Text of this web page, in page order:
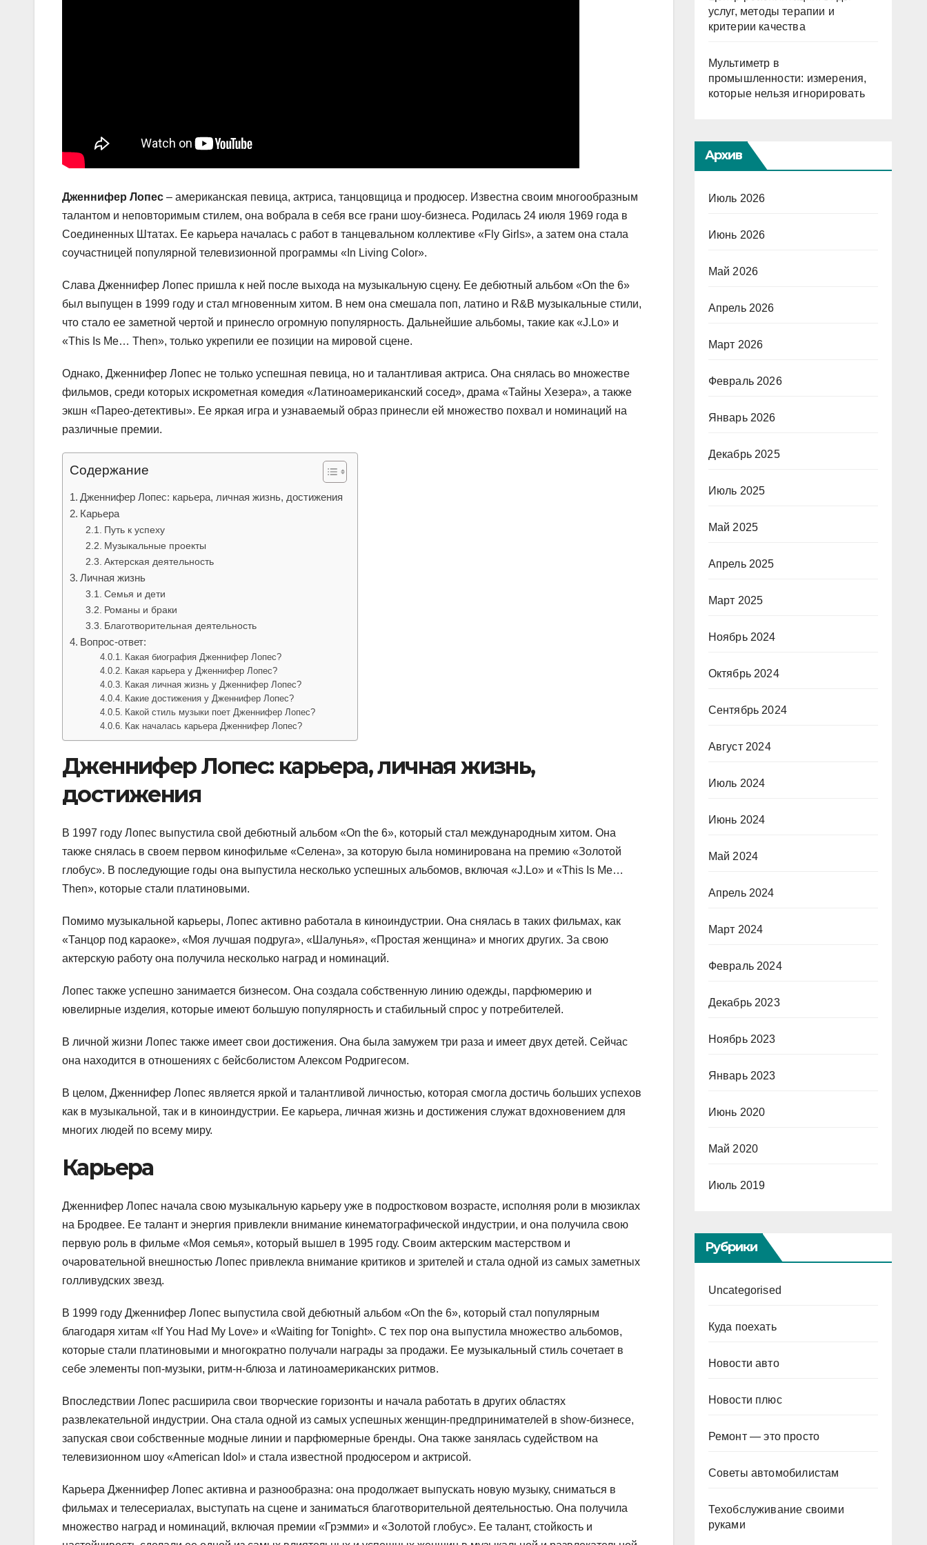
Дженнифер Лопес – американская певица, актриса, танцовщица и продюсер. Известна своим многообразным
талантом и неповторимым стилем, она вобрала в себя все грани шоу-бизнеса. Родилась 24 июля 1969 года в
Соединенных Штатах. Ее карьера началась с работ в танцевальном коллективе «Fly Girls», а затем она стала
соучастницей популярной телевизионной программы «In Living Color».
Слава Дженнифер Лопес пришла к ней после выхода на музыкальную сцену. Ее дебютный альбом «On the 6»
был выпущен в 1999 году и стал мгновенным хитом. В нем она смешала поп, латино и R&B музыкальные стили,
что стало ее заметной чертой и принесло огромную популярность. Дальнейшие альбомы, такие как «J.Lo» и
«This Is Me… Then», только укрепили ее позиции на мировой сцене.
Однако, Дженнифер Лопес не только успешная певица, но и талантливая актриса. Она снялась во множестве
фильмов, среди которых искрометная комедия «Латиноамериканский сосед», драма «Тайны Хезера», а также
экшн «Парео-детективы». Ее яркая игра и узнаваемый образ принесли ей множество похвал и номинаций на
различные премии.
Содержание
Дженнифер Лопес: карьера, личная жизнь, достижения
Карьера
Путь к успеху
Музыкальные проекты
Актерская деятельность
Личная жизнь
Семья и дети
Романы и браки
Благотворительная деятельность
Вопрос-ответ:
Какая биография Дженнифер Лопес?
Какая карьера у Дженнифер Лопес?
Какая личная жизнь у Дженнифер Лопес?
Какие достижения у Дженнифер Лопес?
Какой стиль музыки поет Дженнифер Лопес?
Как началась карьера Дженнифер Лопес?
Дженнифер Лопес: карьера, личная жизнь,
достижения
В 1997 году Лопес выпустила свой дебютный альбом «On the 6», который стал международным хитом. Она
также снялась в своем первом кинофильме «Селена», за которую была номинирована на премию «Золотой
глобус». В последующие годы она выпустила несколько успешных альбомов, включая «J.Lo» и «This Is Me…
Then», которые стали платиновыми.
Помимо музыкальной карьеры, Лопес активно работала в киноиндустрии. Она снялась в таких фильмах, как
«Танцор под караоке», «Моя лучшая подруга», «Шалунья», «Простая женщина» и многих других. За свою
актерскую работу она получила несколько наград и номинаций.
Лопес также успешно занимается бизнесом. Она создала собственную линию одежды, парфюмерию и
ювелирные изделия, которые имеют большую популярность и стабильный спрос у потребителей.
В личной жизни Лопес также имеет свои достижения. Она была замужем три раза и имеет двух детей. Сейчас
она находится в отношениях с бейсболистом Алексом Родригесом.
В целом, Дженнифер Лопес является яркой и талантливой личностью, которая смогла достичь больших успехов
как в музыкальной, так и в киноиндустрии. Ее карьера, личная жизнь и достижения служат вдохновением для
многих людей по всему миру.
Карьера
Дженнифер Лопес начала свою музыкальную карьеру уже в подростковом возрасте, исполняя роли в мюзиклах
на Бродвее. Ее талант и энергия привлекли внимание кинематографической индустрии, и она получила свою
первую роль в фильме «Моя семья», который вышел в 1995 году. Своим актерским мастерством и
очаровательной внешностью Лопес привлекла внимание критиков и зрителей и стала одной из самых заметных
голливудских звезд.
В 1999 году Дженнифер Лопес выпустила свой дебютный альбом «On the 6», который стал популярным
благодаря хитам «If You Had My Love» и «Waiting for Tonight». С тех пор она выпустила множество альбомов,
которые стали платиновыми и многократно получали награды за продажи. Ее музыкальный стиль сочетает в
себе элементы поп-музыки, ритм-н-блюза и латиноамериканских ритмов.
Впоследствии Лопес расширила свои творческие горизонты и начала работать в других областях
развлекательной индустрии. Она стала одной из самых успешных женщин-предпринимателей в show-бизнесе,
запуская свои собственные модные линии и парфюмерные бренды. Она также занялась судейством на
телевизионном шоу «American Idol» и стала известной продюсером и актрисой.
Карьера Дженнифер Лопес активна и разнообразна: она продолжает выпускать новую музыку, сниматься в
фильмах и телесериалах, выступать на сцене и заниматься благотворительной деятельностью. Она получила
множество наград и номинаций, включая премии «Грэмми» и «Золотой глобус». Ее талант, стойкость и
услуг, методы терапии и
критерии качества
Мультиметр в
промышленности: измерения,
которые нельзя игнорировать
Архив
Июль 2026
Июнь 2026
Май 2026
Апрель 2026
Март 2026
Февраль 2026
Январь 2026
Декабрь 2025
Июль 2025
Май 2025
Апрель 2025
Март 2025
Ноябрь 2024
Октябрь 2024
Сентябрь 2024
Август 2024
Июль 2024
Июнь 2024
Май 2024
Апрель 2024
Март 2024
Февраль 2024
Декабрь 2023
Ноябрь 2023
Январь 2023
Июнь 2020
Май 2020
Июль 2019
Рубрики
Uncategorised
Куда поехать
Новости авто
Новости плюс
Ремонт — это просто
Советы автомобилистам
Техобслуживание своими
руками